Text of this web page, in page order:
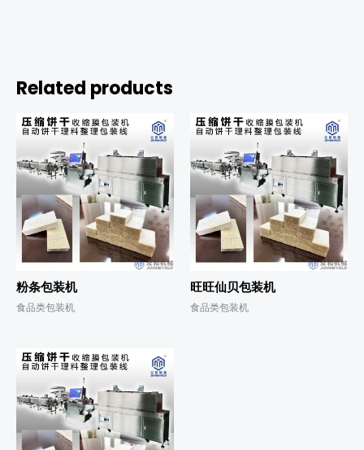
Related products
粉条包装机
食品类包装机
旺旺仙贝包装机
食品类包装机